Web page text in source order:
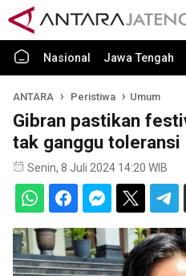
Nasional Jawa Tengah
ANTARA Peristiwa Umum
Gibran pastikan
tak ganggu toleransi
Senin, 8 Juli 2024 14:20 WIB